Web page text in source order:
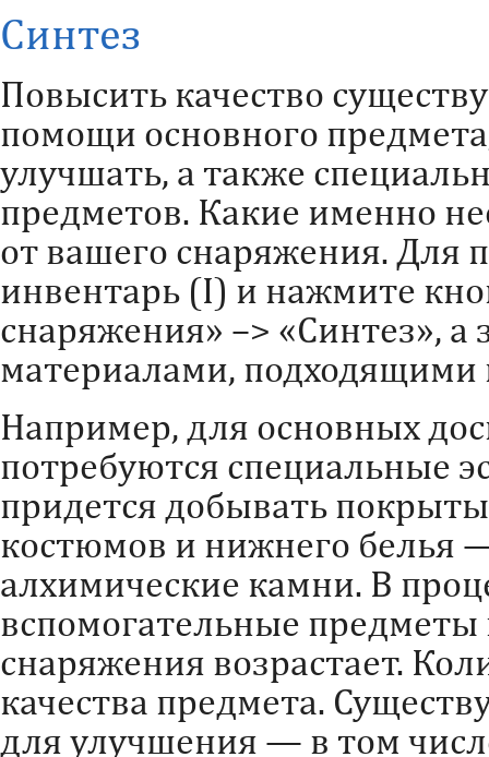
Синтез
Повысить качество
помощи основного
улучшать, а также
предметов. Какие именно
от вашего снаряжения. Для
инвентарь (I) и нажмите
снаряжения» –> «Синтез», а
материалами,
Например, для основных
потребуются специальные
придется добывать
костюмов и нижнего белья
алхимические камни. В
вспомогательные предметы
снаряжения возрастает.
качества предмета.
для улучшения — в том